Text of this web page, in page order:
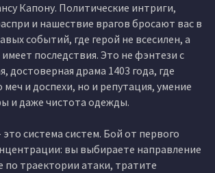
Капону. Политические интриги,
и нашествие врагов бросают вас в
событий, где герой не всесилен, а
последствия. Это не фэнтези с
достоверная драма 1403 года, где
и доспехи, но и репутация, умение
и даже чистота одежды.
это система систем. Бой от первого
вы выбираете направление
по траектории атаки, тратите